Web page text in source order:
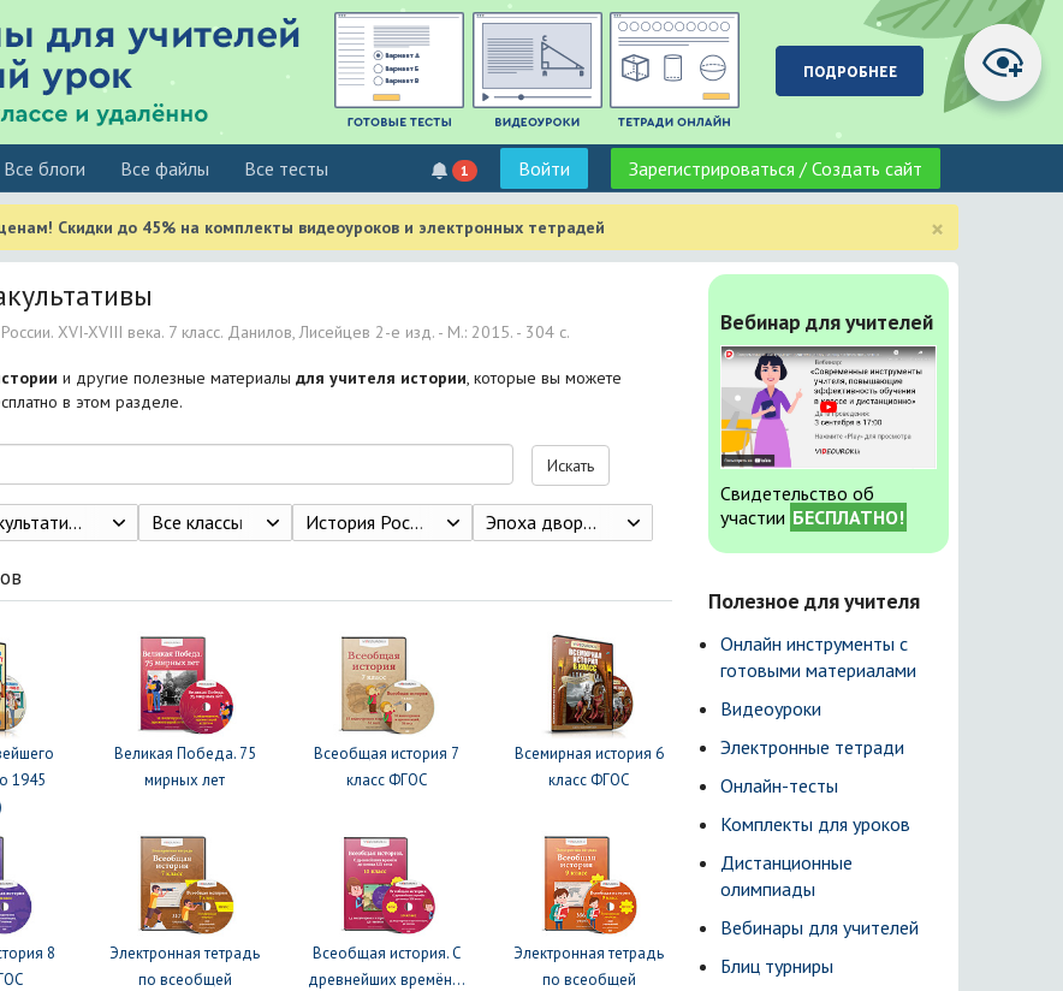
Все блоги Все файлы Все тесты 1 Войти Зарегистрироваться / Создать сайт
×
Скидки до 45% на комплекты видеоуроков и электронных тетрадей
XVI-XVIII века. 7 класс. Данилов, Лисейцев 2-е изд. - М.: 2015. - 304 с.
и другие полезные материалы для учителя истории, которые вы можете
в этом разделе.
Искать
Все классы История России. XVI-XVIII века. 7 класс. Данилов, Лисейцев 2-е изд. - М.: 2015. - 304 с. Эпоха дворцовых переворотов.
1945
Великая Победа. 75
мирных лет
Всеобщая история 7
класс ФГОС
Всемирная история 6
класс ФГОС
8
Электронная тетрадь
по всеобщей
Всеобщая история. С
древнейших времён...
Электронная тетрадь
по всеобщей
Вебинар для учителей
Свидетельство об
участии БЕСПЛАТНО!
Полезное для учителя
Онлайн инструменты с
готовыми материалами
Видеоуроки
Электронные тетради
Онлайн-тесты
Комплекты для уроков
Дистанционные
олимпиады
Вебинары для учителей
Блиц турниры